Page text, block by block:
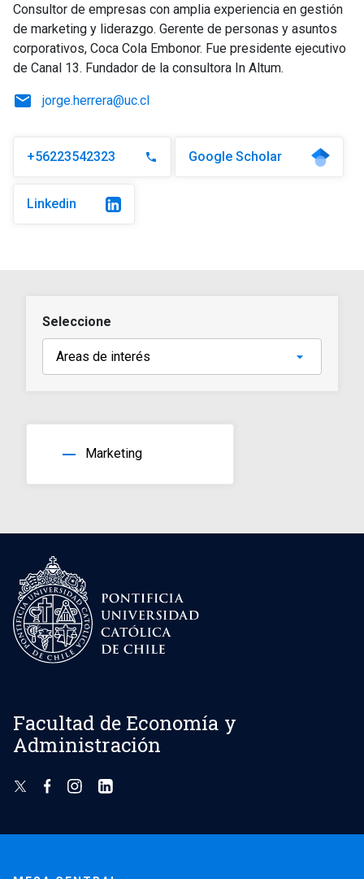
Consultor de empresas con amplia experiencia en gestión
de marketing y liderazgo. Gerente de personas y asuntos
corporativos, Coca Cola Embonor. Fue presidente ejecutivo
de Canal 13. Fundador de la consultora In Altum.
email jorge.herrera@uc.cl
+56223542323 phone Google Scholar
Linkedin
Seleccione
horizontal_rule Marketing
Facultad de Economía y
Administración